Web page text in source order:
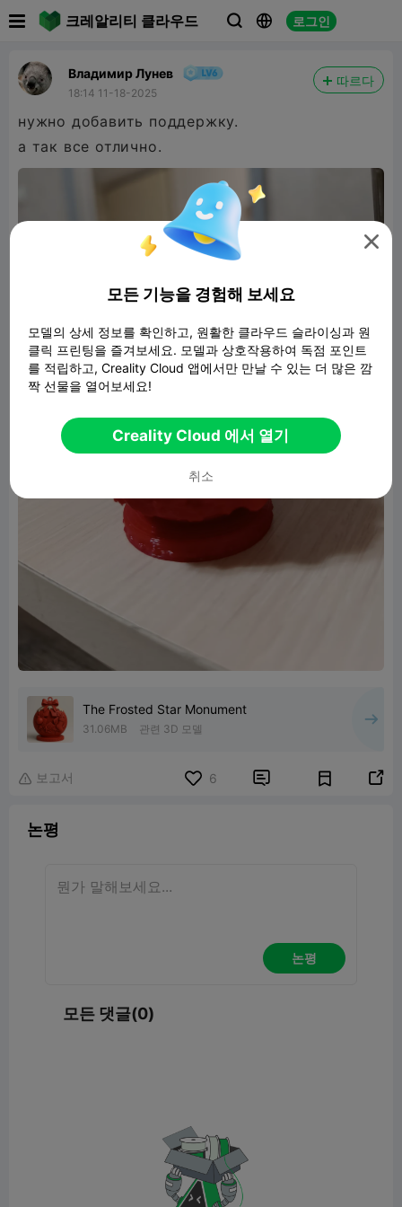
크레알리티 클라우드   로그인
Владимир Лунев
18:14 11-18-2025
따르다
нужно добавить поддержку.
а так все отлично.
The Frosted Star Monument
31.06MB 관련 3D 모델
 보고서 6  
논평
논평
모든 댓글(0)

모든 기능을 경험해 보세요
모델의 상세 정보를 확인하고, 원활한 클라우드 슬라이싱과 원
클릭 프린팅을 즐겨보세요. 모델과 상호작용하여 독점 포인트
를 적립하고, Creality Cloud 앱에서만 만날 수 있는 더 많은 깜
짝 선물을 열어보세요!
Creality Cloud 에서 열기
취소